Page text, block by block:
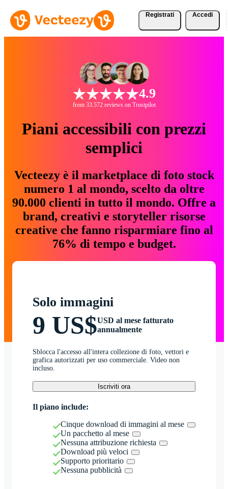
Registrati Accedi
4.9
from 33.572 reviews on Trustpilot
Piani accessibili con prezzi
semplici
Vecteezy è il marketplace di foto stock
numero 1 al mondo, scelto da oltre
90.000 clienti in tutto il mondo. Offre a
brand, creativi e storyteller risorse
creative che fanno risparmiare fino al
76% di tempo e budget.
Solo immagini
9 US$USD al mese fatturato
annualmente
Sblocca l'accesso all'intera collezione di foto, vettori e
grafica autorizzati per uso commerciale. Video non
incluso.
Iscriviti ora
Il piano include:
Cinque download di immagini al mese
Un pacchetto al mese
Nessuna attribuzione richiesta
Download più veloci
Supporto prioritario
Nessuna pubblicità